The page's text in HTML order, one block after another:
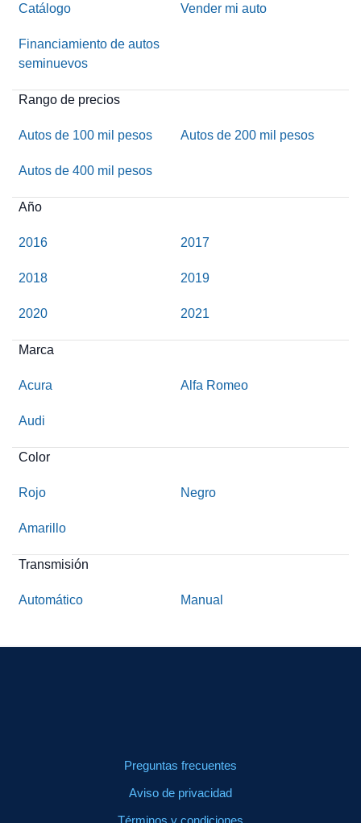
Catálogo Vender mi auto
Financiamiento de autos
seminuevos
Rango de precios
Autos de 100 mil pesos Autos de 200 mil pesos
Autos de 400 mil pesos
Año
2016 2017
2018 2019
2020 2021
Marca
Acura Alfa Romeo
Audi
Color
Rojo Negro
Amarillo
Transmisión
Automático Manual
Preguntas frecuentes
Aviso de privacidad
Términos y condiciones